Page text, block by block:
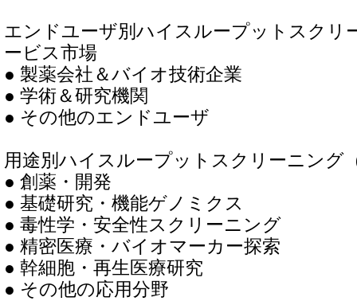
エンドユーザ別ハイスループットスクリ
ービス市場
● 製薬会社＆バイオ技術企業
● 学術＆研究機関
● その他のエンドユーザ
用途別ハイスループットスクリーニング
● 創薬・開発
● 基礎研究・機能ゲノミクス
● 毒性学・安全性スクリーニング
● 精密医療・バイオマーカー探索
● 幹細胞・再生医療研究
● その他の応用分野